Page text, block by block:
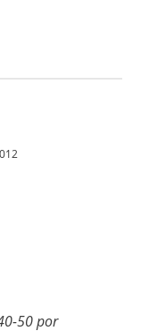
50 por